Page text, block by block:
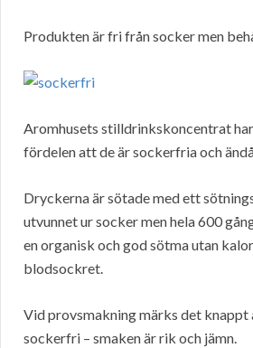
Produkten är fri från socker men
Aromhusets stilldrinkskoncentrat
fördelen att de är sockerfria och
Dryckerna är sötade med ett
utvunnet ur socker men hela 600
en organisk och god sötma utan
blodsockret.
Vid provsmakning märks det
sockerfri – smaken är rik och jämn.